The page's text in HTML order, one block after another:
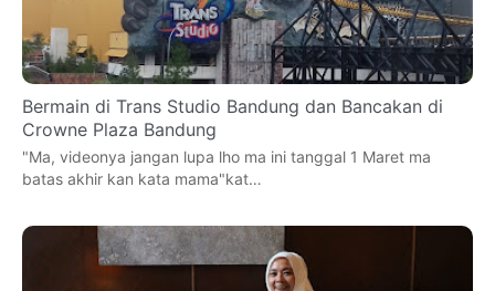
Bermain di Trans Studio Bandung dan Bancakan di
Crowne Plaza Bandung
"Ma, videonya jangan lupa lho ma ini tanggal 1 Maret ma
batas akhir kan kata mama"kat…